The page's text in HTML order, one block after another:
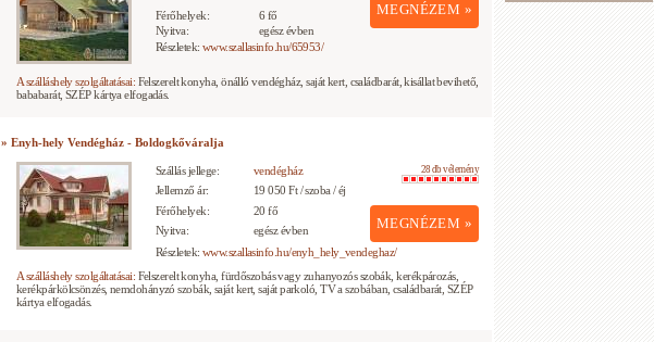
MEGNÉZEM »
Férőhelyek:
6 fő
Nyitva:
egész évben
Részletek: www.szallasinfo.hu/65953/
A szálláshely szolgáltatásai: Felszerelt konyha, önálló vendégház, saját kert, családbarát, kisállat bevihető,
bababarát, SZÉP kártya elfogadás.
» Enyh-hely Vendégház - Boldogkőváralja
Szállás jellege: vendégház 28 db vélemény
MEGNÉZEM »
Jellemző ár:
19 050 Ft / szoba / éj
Férőhelyek:
20 fő
Nyitva:
egész évben
Részletek: www.szallasinfo.hu/enyh_hely_vendeghaz/
A szálláshely szolgáltatásai: Felszerelt konyha, fürdőszobás vagy zuhanyozós szobák, kerékpározás,
kerékpárkölcsönzés, nemdohányzó szobák, saját kert, saját parkoló, TV a szobában, családbarát, SZÉP
kártya elfogadás.